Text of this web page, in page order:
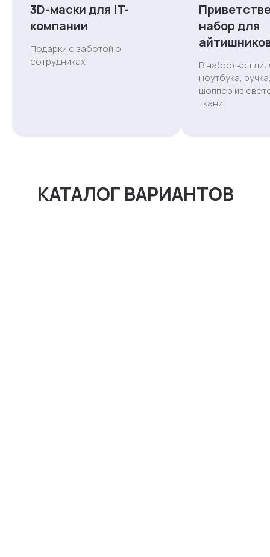
3D-маски для IT-
компании
Подарки с заботой о
сотрудниках
набор для
В набор вошли:
ноутбука,
шоппер из
ткани
КАТАЛОГ ВАРИАНТОВ